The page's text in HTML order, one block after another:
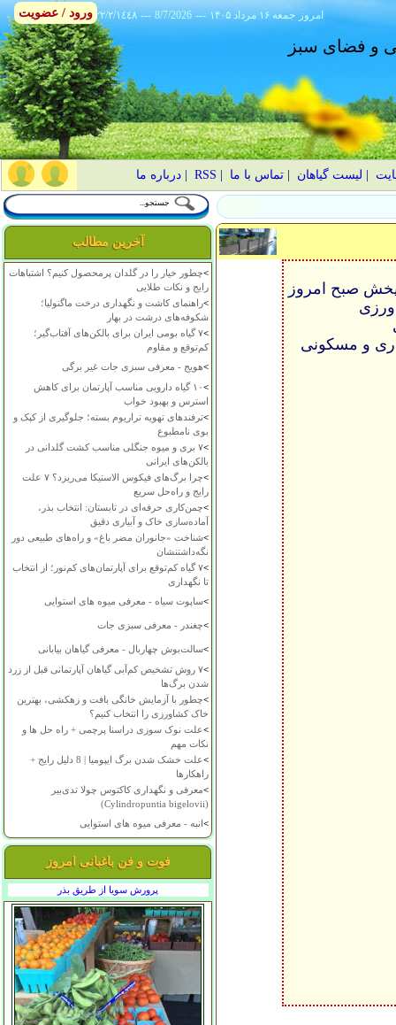
٢٢/٢/١٤٤٨ --- 8/7/2026 --- ۱۴۰۵ جمعه ۱۶ مرداد امروز
و فضای سبز
لیست گیاهان |تماس با ما RSS
|درباره ما
آخرین مطالب
>چطور خیار را در گلدان پرمحصول کنیم؟ اشتباهات
رایج و نکات طلایی
>راهنمای کاشت و نگهداری درخت ماگنولیا؛
شکوفه‌های درشت در بهار
>
۷ گیاه بومی ایران برای بالکن‌های آفتاب‌گیر؛
کم‌توقع و مقاوم
>هویج - معرفی سبزی جات غیر برگی
>
۱۰ گیاه دارویی مناسب آپارتمان برای کاهش
استرس و بهبود خواب
>ترفندهای تهویه تراریوم بسته؛ جلوگیری از کپک و
بوی نامطبوع
>
۷ بری و میوه جنگلی مناسب کشت گلدانی در
بالکن‌های ایرانی
>
چرا برگ‌های فیکوس الاستیکا می‌ریزد؟ ۷ علت
رایج و راه‌حل سریع
>چمن‌کاری حرفه‌ای در تابستان: انتخاب بذر،
آماده‌سازی خاک و آبیاری دقیق
>شناخت «جانوران مضر باغ» و راه‌های طبیعی دور
نگه‌داشتنشان
>
۷ گیاه کم‌توقع برای آپارتمان‌های کم‌نور؛ از انتخاب
تا نگهداری
>ساپوت سیاه - معرفی میوه های استوایی
>چغندر - معرفی سبزی جات
>سالت‌بوش چهاربال - معرفی گیاهان بیابانی
>
۷ روش تشخیص کم‌آبی گیاهان آپارتمانی قبل از زرد
شدن برگ‌ها
>چطور با آزمایش خانگی بافت و زهکشی، بهترین
خاک کشاورزی را انتخاب کنیم؟
>علت نوک سوزی دراسنا پرچمی + راه حل ها و
نکات مهم
>
علت خشک شدن برگ ایپومیا | 8 دلیل رایج +
راهکارها
>معرفی و نگهداری کاکتوس چولا تدی‌بیر
(Cylindropuntia bigelovii)
>انبه - معرفی میوه های استوایی
فوت و فن باغبانی امروز
پرورش سویا از طریق بذر
صبح امروز
و مسکونی
ورود / عضویت